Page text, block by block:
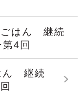
ごはん 継続
4回
ん 継続